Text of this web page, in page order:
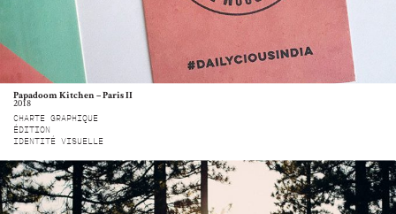
Papadoom Kitchen – Paris II
2018
CHARTE GRAPHIQUE
ÉDITION
IDENTITÉ VISUELLE